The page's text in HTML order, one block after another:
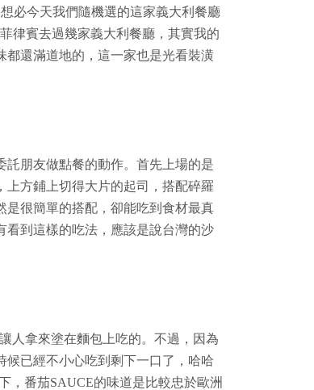
必今天我們隨機選的這家義大利餐廳
律賓去過幾家義大利餐廳，其實我的
都還滿道地的，這一家也是光看裝潢
託朋友做點餐的動作。首先上場的是
上方鋪上切得大片的起司，搭配碎羅
是很簡單的搭配，卻能吃到食材最真
看到這樣的吃法，應該是說台灣的沙
人拿來塗在麵包上吃的。不過，因為
候已經不小心吃到剩下一口了，哈哈
，番茄SAUCE的味道是比較忠於歐洲